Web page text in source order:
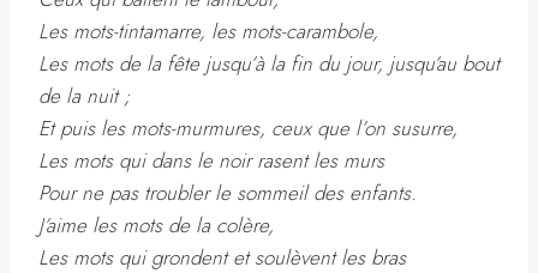
Les mots-tintamarre, les mots-carambole,
Les mots de la fête jusqu’à la fin du jour, jusqu’au bout
de la nuit ;
Et puis les mots-murmures, ceux que l’on susurre,
Les mots qui dans le noir rasent les murs
Pour ne pas troubler le sommeil des enfants.
J’aime les mots de la colère,
Les mots qui grondent et soulèvent les bras